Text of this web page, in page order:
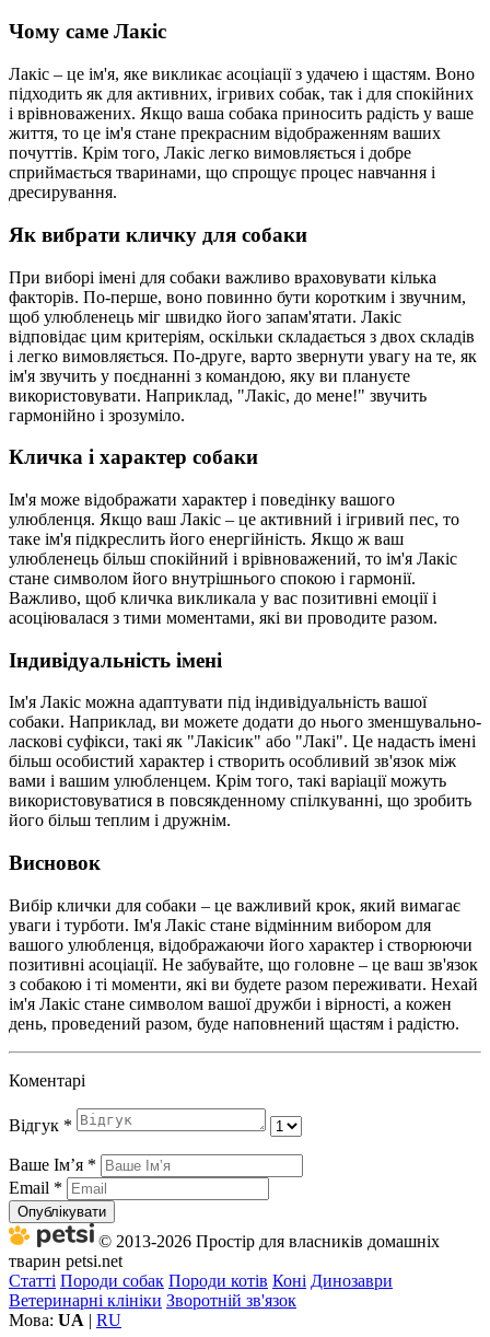
Чому саме Лакіс
Лакіс – це ім'я, яке викликає асоціації з удачею і щастям. Воно
підходить як для активних, ігривих собак, так і для спокійних
і врівноважених. Якщо ваша собака приносить радість у ваше
життя, то це ім'я стане прекрасним відображенням ваших
почуттів. Крім того, Лакіс легко вимовляється і добре
сприймається тваринами, що спрощує процес навчання і
дресирування.
Як вибрати кличку для собаки
При виборі імені для собаки важливо враховувати кілька
факторів. По-перше, воно повинно бути коротким і звучним,
щоб улюбленець міг швидко його запам'ятати. Лакіс
відповідає цим критеріям, оскільки складається з двох складів
і легко вимовляється. По-друге, варто звернути увагу на те, як
ім'я звучить у поєднанні з командою, яку ви плануєте
використовувати. Наприклад, "Лакіс, до мене!" звучить
гармонійно і зрозуміло.
Кличка і характер собаки
Ім'я може відображати характер і поведінку вашого
улюбленця. Якщо ваш Лакіс – це активний і ігривий пес, то
таке ім'я підкреслить його енергійність. Якщо ж ваш
улюбленець більш спокійний і врівноважений, то ім'я Лакіс
стане символом його внутрішнього спокою і гармонії.
Важливо, щоб кличка викликала у вас позитивні емоції і
асоціювалася з тими моментами, які ви проводите разом.
Індивідуальність імені
Ім'я Лакіс можна адаптувати під індивідуальність вашої
собаки. Наприклад, ви можете додати до нього зменшувально-
ласкові суфікси, такі як "Лакісик" або "Лакі". Це надасть імені
більш особистий характер і створить особливий зв'язок між
вами і вашим улюбленцем. Крім того, такі варіації можуть
використовуватися в повсякденному спілкуванні, що зробить
його більш теплим і дружнім.
Висновок
Вибір клички для собаки – це важливий крок, який вимагає
уваги і турботи. Ім'я Лакіс стане відмінним вибором для
вашого улюбленця, відображаючи його характер і створюючи
позитивні асоціації. Не забувайте, що головне – це ваш зв'язок
з собакою і ті моменти, які ви будете разом переживати. Нехай
ім'я Лакіс стане символом вашої дружби і вірності, а кожен
день, проведений разом, буде наповнений щастям і радістю.
Коментарі
Відгук *
Ваше Імʼя *
Email *
Опублікувати
© 2013-2026 Простір для власників домашніх
тварин petsi.net
Статті Породи собак Породи котів Коні Динозаври
Ветеринарні клініки Зворотній зв'язок
Мова: UA | RU